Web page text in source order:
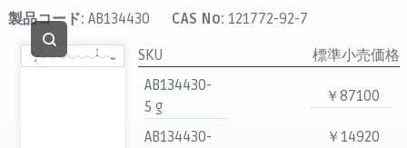
主要取扱ブランド
代理店一覧
製品コード: AB134430 CAS No: 121772-92-7
SKU
標準小売価格
AB134430-
5 g
￥87100
AB134430-
￥14920